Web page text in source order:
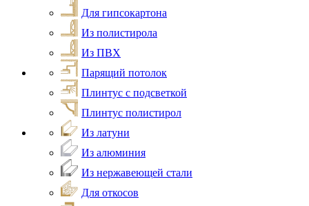
Для гипсокартона
Из полистирола
Из ПВХ
Парящий потолок
Плинтус с подсветкой
Плинтус полистирол
Из латуни
Из алюминия
Из нержавеющей стали
Для откосов